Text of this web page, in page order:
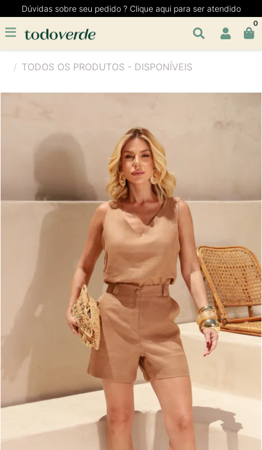
Dúvidas sobre seu pedido ? Clique aqui para ser atendido
0
TODOS OS PRODUTOS - DISPONÍVEIS